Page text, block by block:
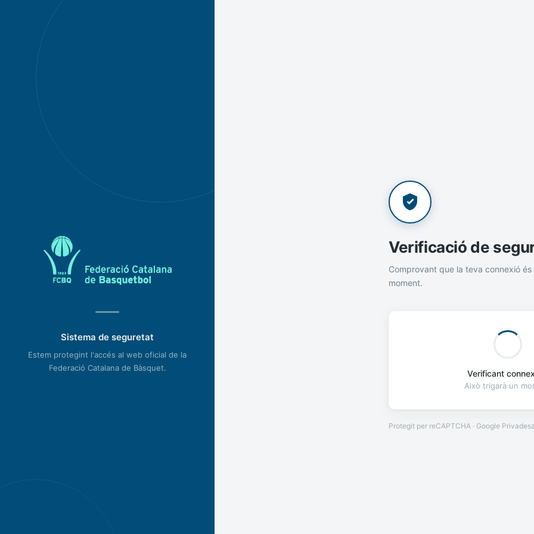
Sistema de seguretat
Estem protegint l'accés al web oficial de la
Federació Catalana de Bàsquet.
Verificació de
Comprovant que la teva connexió és
moment.
Verificant
Això trigarà un
Protegit per reCAPTCHA · Google Privadesa